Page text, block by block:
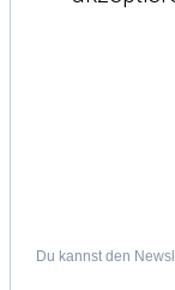
Du kannst den